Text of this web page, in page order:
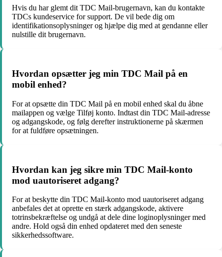
Hvis du har glemt dit TDC Mail-brugernavn, kan du kontakte
TDCs kundeservice for support. De vil bede dig om
identifikationsoplysninger og hjælpe dig med at gendanne eller
nulstille dit brugernavn.
Hvordan opsætter jeg min TDC Mail på en
mobil enhed?
For at opsætte din TDC Mail på en mobil enhed skal du åbne
mailappen og vælge Tilføj konto. Indtast din TDC Mail-adresse
og adgangskode, og følg derefter instruktionerne på skærmen
for at fuldføre opsætningen.
Hvordan kan jeg sikre min TDC Mail-konto
mod uautoriseret adgang?
For at beskytte din TDC Mail-konto mod uautoriseret adgang
anbefales det at oprette en stærk adgangskode, aktivere
totrinsbekræftelse og undgå at dele dine loginoplysninger med
andre. Hold også din enhed opdateret med den seneste
sikkerhedssoftware.